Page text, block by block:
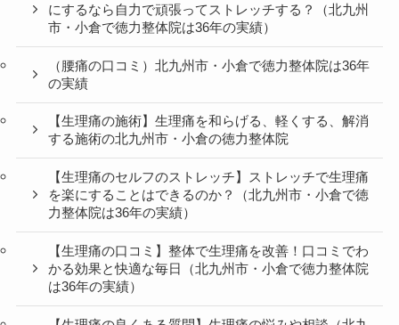
にするなら自力で頑張ってストレッチする？（北九州
市・小倉で徳力整体院は36年の実績）
（腰痛の口コミ）北九州市・小倉で徳力整体院は36年
の実績
【生理痛の施術】生理痛を和らげる、軽くする、解消
する施術の北九州市・小倉の徳力整体院
【生理痛のセルフのストレッチ】ストレッチで生理痛
を楽にすることはできるのか？（北九州市・小倉で徳
力整体院は36年の実績）
【生理痛の口コミ】整体で生理痛を改善！口コミでわ
かる効果と快適な毎日（北九州市・小倉で徳力整体院
は36年の実績）